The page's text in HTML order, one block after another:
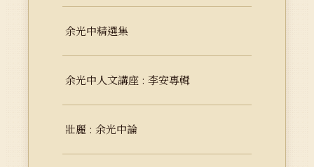
余光中精選集
余光中人文講座 : 李安專輯
壯麗 : 余光中論